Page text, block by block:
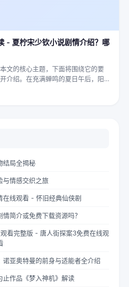
- 夏柠宋少钦小说剧情介绍？哪
文的核心主题，下面将围绕它的要
介绍。在充满蝉鸣的夏日午后，阳光
女夏柠的肩头。她坐在旧书摊旁，手
结局全揭秘
与情感交织之旅
在线观看 - 怀旧经典仙侠剧
简介或免费下载资源吗？
看完整版 - 唐人街探案3免费在线观
亚奥特曼的前身与适能者全介绍
止作品《梦入神机》解读